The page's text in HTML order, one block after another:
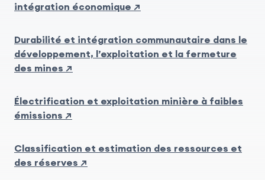
intégration économique ↗
Durabilité et intégration communautaire dans le
développement, l’exploitation et la fermeture
des mines ↗
Électrification et exploitation minière à faibles
émissions ↗
Classification et estimation des ressources et
des réserves ↗